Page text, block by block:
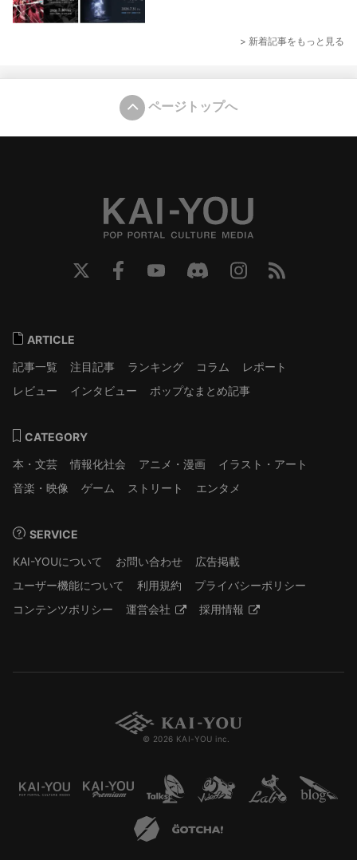
> 新着記事をもっと見る
ページトップへ
ARTICLE
記事一覧
注目記事 ランキング コラム
レポート
レビュー
インタビュー ポップなまとめ記事
CATEGORY
本・文芸
情報化社会 アニメ・漫画
イラスト・アート
音楽・映像
ゲーム ストリート エンタメ
SERVICE
KAI-YOUについて
お問い合わせ
広告掲載
ユーザー機能について
利用規約
プライバシーポリシー
コンテンツポリシー
運営会社 採用情報
© 2026 KAI-YOU inc.